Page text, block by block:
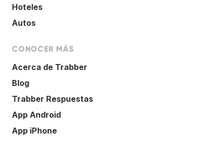
Hoteles
Autos
CONOCER MÁS
Acerca de Trabber
Blog
Trabber Respuestas
App Android
App iPhone